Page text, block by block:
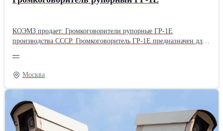
КОЭМЗ продает: Громкоговорители рупорные ГР-1Е
производства СССР. Громкоговоритель ГР-1Е предназначен для
Громкоговоритель может работать при температуре
окружающего воздуха от минус 40°С до плюс 60°C. Новые, в
работе не были. Подробности по телефону или на сайте:
—
Москва